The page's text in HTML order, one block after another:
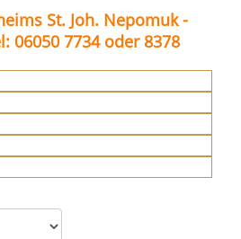
St. Joh. Nepomuk -
06050 7734 oder 8378